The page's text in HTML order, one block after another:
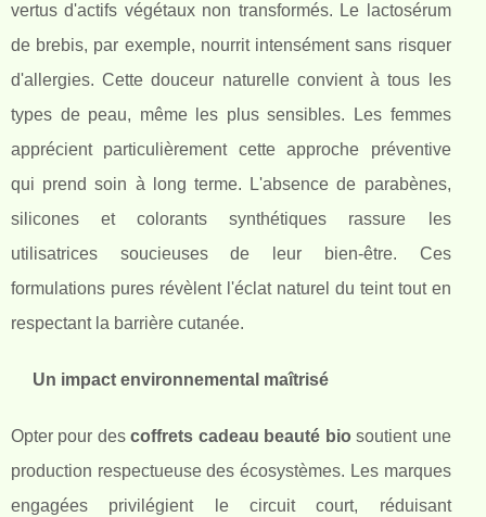
vertus d'actifs végétaux non transformés. Le lactosérum
de brebis, par exemple, nourrit intensément sans risquer
d'allergies. Cette douceur naturelle convient à tous les
types de peau, même les plus sensibles. Les femmes
apprécient particulièrement cette approche préventive
qui prend soin à long terme. L'absence de parabènes,
silicones et colorants synthétiques rassure les
utilisatrices soucieuses de leur bien-être. Ces
formulations pures révèlent l'éclat naturel du teint tout en
respectant la barrière cutanée.
Un impact environnemental maîtrisé
Opter pour descoffrets cadeau beauté bio soutient une
production respectueuse des écosystèmes. Les marques
engagées privilégient le circuit court, réduisant